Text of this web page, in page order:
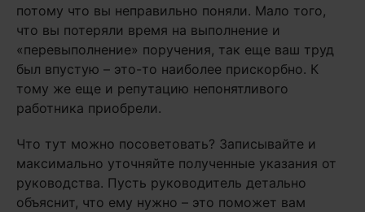
потому что вы неправильно поняли. Мало того,
что вы потеряли время на выполнение и
«перевыполнение» поручения, так еще ваш труд
был впустую – это-то наиболее прискорбно. К
тому же еще и репутацию непонятливого
работника приобрели.
Что тут можно посоветовать? Записывайте и
максимально уточняйте полученные указания от
руководства. Пусть руководитель детально
объяснит, что ему нужно – это поможет вам